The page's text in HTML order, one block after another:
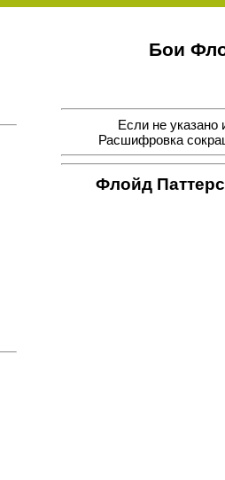
Бои
Если не указано
Расшифровка
Флойд